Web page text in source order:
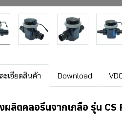
ะเอียดสินค้า Download
ผลิตคลอรีนจากเกลือ รุ่น CS